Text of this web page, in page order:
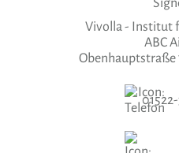
Vivolla - Institut
ABC
Obenhauptstraße